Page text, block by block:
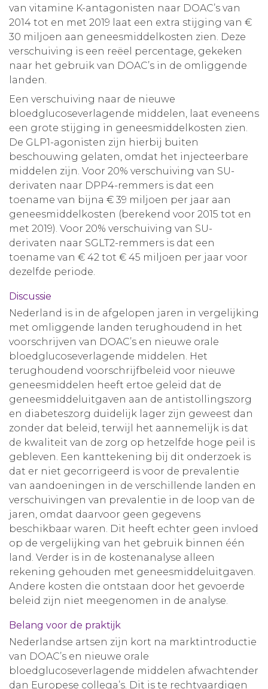
van vitamine K-antagonisten naar DOAC’s van
2014 tot en met 2019 laat een extra stijging van €
30 miljoen aan geneesmiddelkosten zien. Deze
verschuiving is een reëel percentage, gekeken
naar het gebruik van DOAC’s in de omliggende
landen.
Een verschuiving naar de nieuwe
bloedglucoseverlagende middelen, laat eveneens
een grote stijging in geneesmiddelkosten zien.
De GLP1-agonisten zijn hierbij buiten
beschouwing gelaten, omdat het injecteerbare
middelen zijn. Voor 20% verschuiving van SU-
derivaten naar DPP4-remmers is dat een
toename van bijna € 39 miljoen per jaar aan
geneesmiddelkosten (berekend voor 2015 tot en
met 2019). Voor 20% verschuiving van SU-
derivaten naar SGLT2-remmers is dat een
toename van € 42 tot € 45 miljoen per jaar voor
dezelfde periode.
Discussie
Nederland is in de afgelopen jaren in vergelijking
met omliggende landen terughoudend in het
voorschrijven van DOAC’s en nieuwe orale
bloedglucoseverlagende middelen. Het
terughoudend voorschrijfbeleid voor nieuwe
geneesmiddelen heeft ertoe geleid dat de
geneesmiddeluitgaven aan de antistollingszorg
en diabeteszorg duidelijk lager zijn geweest dan
zonder dat beleid, terwijl het aannemelijk is dat
de kwaliteit van de zorg op hetzelfde hoge peil is
gebleven. Een kanttekening bij dit onderzoek is
dat er niet gecorrigeerd is voor de prevalentie
van aandoeningen in de verschillende landen en
verschuivingen van prevalentie in de loop van de
jaren, omdat daarvoor geen gegevens
beschikbaar waren. Dit heeft echter geen invloed
op de vergelijking van het gebruik binnen één
land. Verder is in de kostenanalyse alleen
rekening gehouden met geneesmiddeluitgaven.
Andere kosten die ontstaan door het gevoerde
beleid zijn niet meegenomen in de analyse.
Belang voor de praktijk
Nederlandse artsen zijn kort na marktintroductie
van DOAC’s en nieuwe orale
bloedglucoseverlagende middelen afwachtender
dan Europese collega’s. Dit is te rechtvaardigen